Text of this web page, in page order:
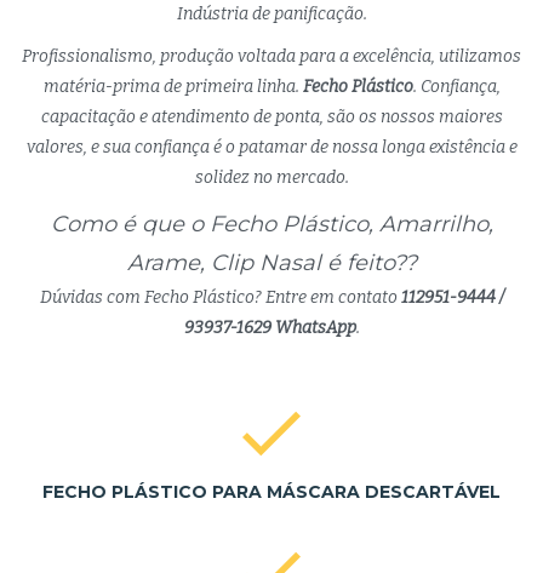
Indústria de panificação.
Profissionalismo, produção voltada para a excelência, utilizamos
matéria-prima de primeira linha. Fecho Plástico. Confiança,
capacitação e atendimento de ponta, são os nossos maiores
valores, e sua confiança é o patamar de nossa longa existência e
solidez no mercado.
Como é que o Fecho Plástico, Amarrilho,
Arame, Clip Nasal é feito??
Dúvidas com Fecho Plástico? Entre em contato 112951-9444 /
93937-1629 WhatsApp.
FECHO PLÁSTICO PARA MÁSCARA DESCARTÁVEL